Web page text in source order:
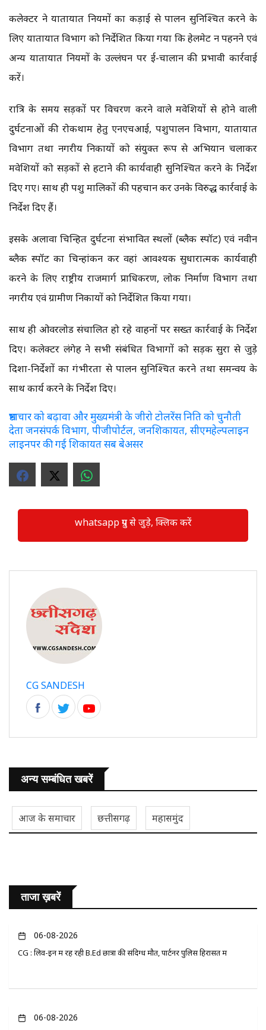
कलेक्टर ने यातायात नियमों का कड़ाई से पालन सुनिश्चित करने के
लिए यातायात विभाग को निर्देशित किया गया कि हेलमेट न पहनने एवं
अन्य यातायात नियमों के उल्लंघन पर ई-चालान की प्रभावी कार्रवाई
करें।
रात्रि के समय सड़कों पर विचरण करने वाले मवेशियों से होने वाली
दुर्घटनाओं की रोकथाम हेतु एनएचआई, पशुपालन विभाग, यातायात
विभाग तथा नगरीय निकायों को संयुक्त रूप से अभियान चलाकर
मवेशियों को सड़कों से हटाने की कार्यवाही सुनिश्चित करने के निर्देश
दिए गए। साथ ही पशु मालिकों की पहचान कर उनके विरुद्ध कार्रवाई के
निर्देश दिए हैं।
इसके अलावा चिन्हित दुर्घटना संभावित स्थलों (ब्लैक स्पॉट) एवं नवीन
ब्लैक स्पॉट का चिन्हांकन कर वहां आवश्यक सुधारात्मक कार्यवाही
करने के लिए राष्ट्रीय राजमार्ग प्राधिकरण, लोक निर्माण विभाग तथा
नगरीय एवं ग्रामीण निकायों को निर्देशित किया गया।
साथ ही ओवरलोड संचालित हो रहे वाहनों पर सख्त कार्रवाई के निर्देश
दिए। कलेक्टर लंगेह ने सभी संबंधित विभागों को सड़क सुरक्षा से जुड़े
दिशा-निर्देशों का गंभीरता से पालन सुनिश्चित करने तथा समन्वय के
साथ कार्य करने के निर्देश दिए।
भ्रष्टाचार को बढ़ावा और मुख्यमंत्री के जीरो टोलरेंस निति को चुनौती
देता जनसंपर्क विभाग, पीजीपोर्टल, जनशिकायत, सीएमहेल्पलाइन
लाइनपर की गई शिकायत सब बेअसर
whatsapp ग्रुप से जुड़े, क्लिक करें
CG SANDESH
अन्य सम्बंधित खबरें
आज के समाचार छत्तीसगढ़ महासमुंद
ताजा ख़बरें
06-08-2026
CG : लिव-इन में रह रही B.Ed छात्रा की संदिग्ध मौत, पार्टनर पुलिस हिरासत में
06-08-2026